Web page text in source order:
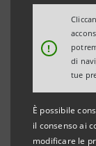
!
di
tue
È possibile
il consenso ai
modificare le
La
giovani
martedì 10
500, l'auto